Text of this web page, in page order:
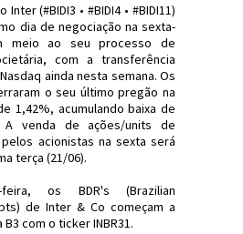
(#BIDI3 • #BIDI4 • #BIDI11)
dia de negociação na sexta-
meio ao seu processo de
com a transferência
ainda nesta semana. Os
o seu último pregão na
1,42%, acumulando baixa de
A venda de ações/units de
acionistas na sexta será
terça (21/06).
feira, os BDR's (Brazilian
de Inter & Co começam a
com o ticker INBR31.